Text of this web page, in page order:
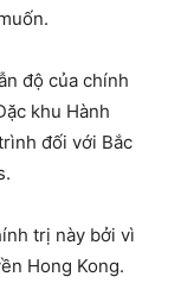
độ của chính
khu Hành
đối với Bắc
trị này bởi vì
Hong Kong.